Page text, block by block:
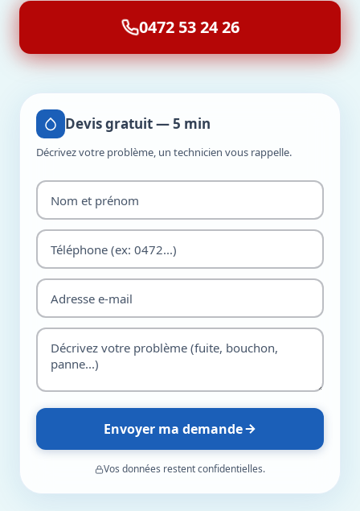
0472 53 24 26
Devis gratuit — 5 min
Décrivez votre problème, un technicien vous rappelle.
Envoyer ma demande
Vos données restent confidentielles.